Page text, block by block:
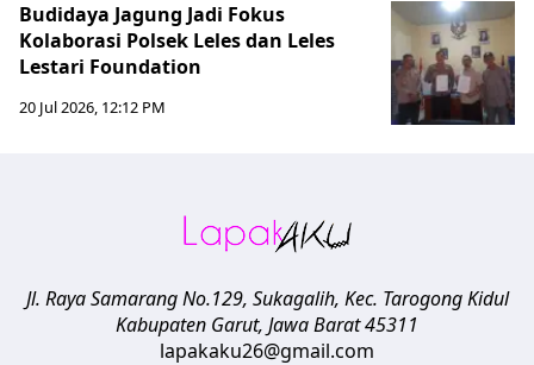
Budidaya Jagung Jadi Fokus
Kolaborasi Polsek Leles dan Leles
Lestari Foundation
20 Jul 2026, 12:12 PM
Jl. Raya Samarang No.129, Sukagalih, Kec. Tarogong Kidul
Kabupaten Garut, Jawa Barat45311
lapakaku26@gmail.com